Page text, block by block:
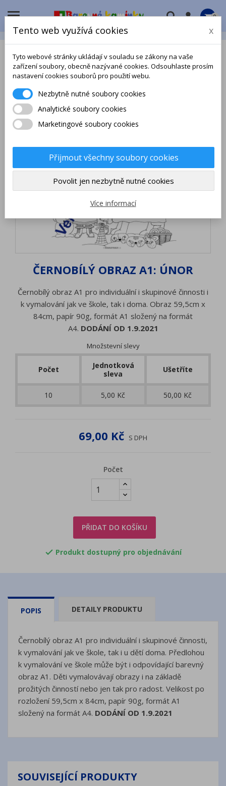
 0
ČERNOBÍLÝ OBRAZ A1: ÚNOR
Černobílý obraz A1 pro individuální i skupinové činnosti i
k vymalování jak ve škole, tak i doma. Obraz 59,5cm x
84cm, papír 90g, formát A1 složený na formát
A4. DODÁNÍ OD 1.9.2021
Množstevní slevy
Počet
Jednotková
sleva
Ušetříte
10 5,00 Kč 50,00 Kč
69,00 Kč S DPH
Počet
PŘIDAT DO KOŠÍKU
 Produkt dostupný pro objednávání
POPIS DETAILY PRODUKTU
Černobílý obraz A1 pro individuální i skupinové činnosti,
k vymalování jak ve škole, tak i u dětí doma. Předlohou
k vymalování ve škole může být i odpovídající barevný
obraz A1. Děti vymalovávají obrazy i na základě
prožitých činností nebo jen tak pro radost. Velikost po
rozložení 59,5cm x 84cm, papír 90g, formát A1
složený na formát A4. DODÁNÍ OD 1.9.2021
SOUVISEJÍCÍ PRODUKTY
Tento web využívá cookies x
Tyto webové stránky ukládají v souladu se zákony na vaše
zařízení soubory, obecně nazývané cookies. Odsouhlaste prosím
nastavení cookies souborů pro použití webu.
Nezbytně nutné soubory cookies
Analytické soubory cookies
Marketingové soubory cookies
Přijmout všechny soubory cookies
Povolit jen nezbytně nutné cookies
Více informací